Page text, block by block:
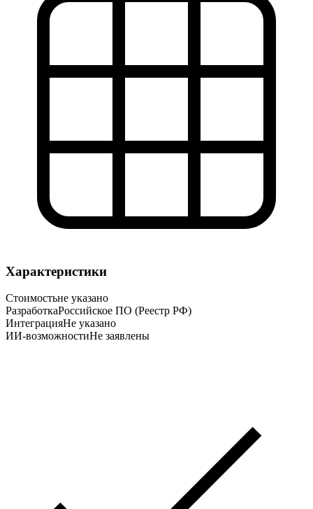
Характеристики
Стоимостьне указано
РазработкаРоссийское ПО (Реестр РФ)
ИнтеграцияНе указано
ИИ-возможностиНе заявлены